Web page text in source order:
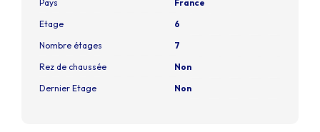
Pays
France
Etage
6
Nombre étages
7
Rez de chaussée
Non
Dernier Etage
Non